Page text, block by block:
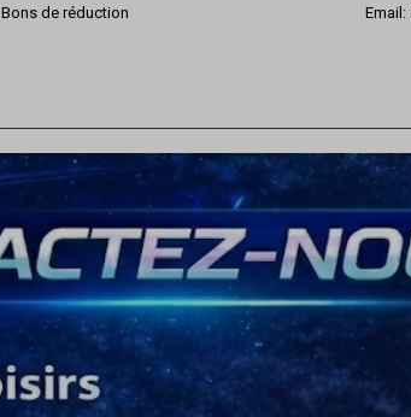
Bons de réduction
Email: